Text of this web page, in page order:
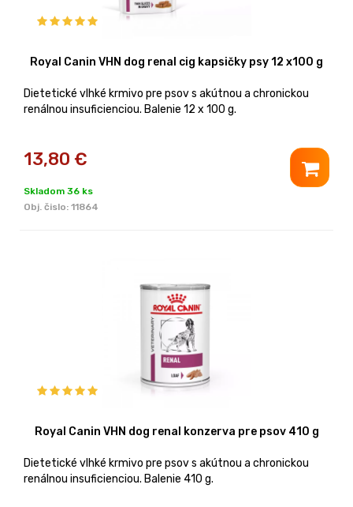
Royal Canin VHN dog renal cig kapsičky psy 12 x100 g
Dietetické vlhké krmivo pre psov s akútnou a chronickou
renálnou insuficienciou. Balenie 12 x 100 g.
13,80 €
Skladom 36 ks
Obj. čislo: 11864
Royal Canin VHN dog renal konzerva pre psov 410 g
Dietetické vlhké krmivo pre psov s akútnou a chronickou
renálnou insuficienciou. Balenie 410 g.